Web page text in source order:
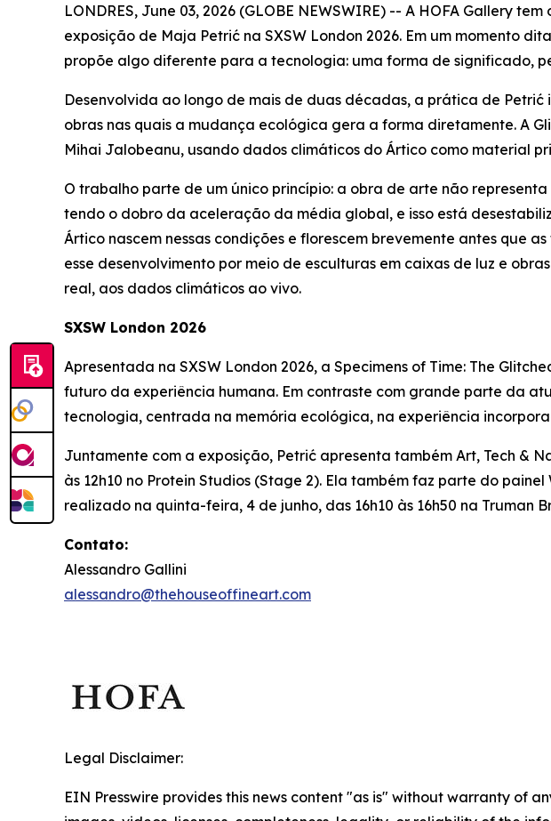
LONDRES, June 03, 2026 (GLOBE NEWSWIRE) -- A HOFA Gallery
exposição de Maja Petrić na SXSW London 2026. Em um momento
propõe algo diferente para a tecnologia: uma forma de significado,
Desenvolvida ao longo de mais de duas décadas, a prática de
obras nas quais a mudança ecológica gera a forma diretamente. A
Mihai Jalobeanu, usando dados climáticos do Ártico como material
O trabalho parte de um único princípio: a obra de arte não
tendo o dobro da aceleração da média global, e isso está
Ártico nascem nessas condições e florescem brevemente antes que
esse desenvolvimento por meio de esculturas em caixas de luz e
real, aos dados climáticos ao vivo.
SXSW London 2026
Apresentada na SXSW London 2026, a Specimens of Time: The
futuro da experiência humana. Em contraste com grande parte da
tecnologia, centrada na memória ecológica, na experiência
Juntamente com a exposição, Petrić apresenta também Art, Tech &
às 12h10 no Protein Studios (Stage 2). Ela também faz parte do painel
realizado na quinta-feira, 4 de junho, das 16h10 às 16h50 na Truman
Contato:
Alessandro Gallini
alessandro@thehouseoffineart.com
Legal Disclaimer:
EIN Presswire provides this news content "as is" without warranty of